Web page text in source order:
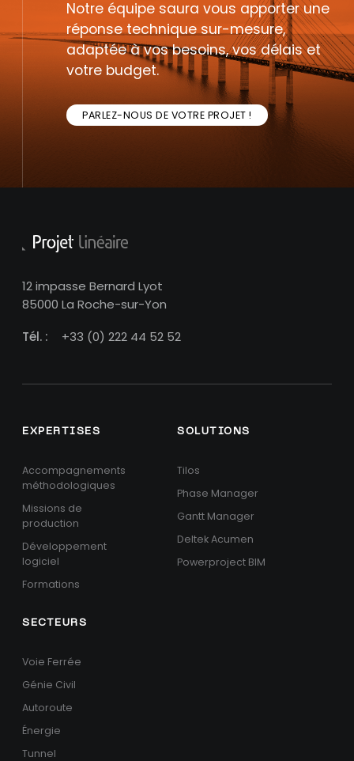
Notre équipe saura vous apporter une
réponse technique sur-mesure,
adaptée à vos besoins, vos délais et
votre budget.
PARLEZ-NOUS DE VOTRE PROJET !
12 impasse Bernard Lyot
85000 La Roche-sur-Yon
Tél. :
+33 (0) 222 44 52 52
EXPERTISES
Accompagnements
méthodologiques
Missions de
production
Développement
logiciel
Formations
SOLUTIONS
Tilos
Phase Manager
Gantt Manager
Deltek Acumen
Powerproject BIM
SECTEURS
Voie Ferrée
Génie Civil
Autoroute
Énergie
Tunnel